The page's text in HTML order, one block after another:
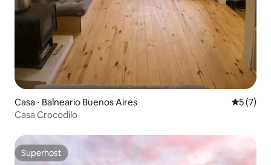
Casa ⋅ Balneario Buenos Aires 5 de
5 (7)
Casa Crocodilo
Superhost
Superhost